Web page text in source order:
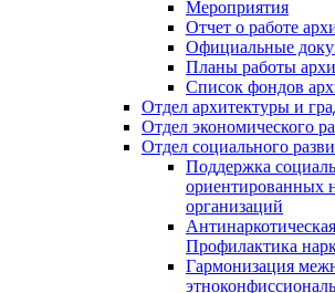
Мероприятия
Отчет о работе
Официальные
Планы работы
Список фондов
Отдел архитектуры и
Отдел экономического
Отдел социального
Поддержка
ориентированных
организаций
Профилактика
Гармонизация